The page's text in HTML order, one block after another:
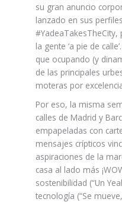
su gran anuncio
lanzado en sus
la gente ‘a pie de
que ocupando (y
de las principales
moteras por
Por eso, la misma
calles de Madrid y
empapeladas con
mensajes crípticos
aspiraciones de la
casa al lado más
sostenibilidad (“Un
tecnología (“Se